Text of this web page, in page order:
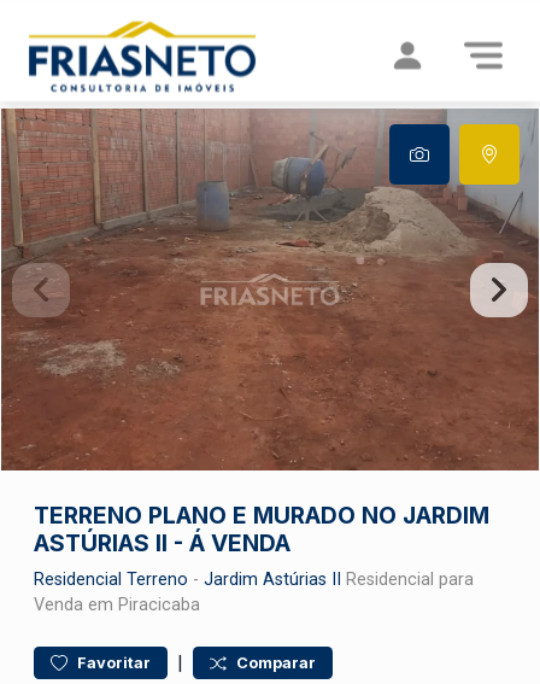
TERRENO PLANO E MURADO NO JARDIM
ASTÚRIAS II - Á VENDA
Residencial Terreno - Jardim Astúrias II
Residencial para
Venda em Piracicaba
Favoritar | Comparar